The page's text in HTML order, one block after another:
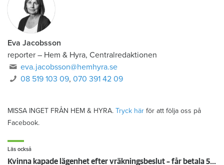
Eva Jacobsson
reporter – Hem & Hyra, Centralredaktionen
eva.jacobsson@hemhyra.se
08 519 103 09,070 391 42 09
MISSA INGET FRÅN HEM & HYRA. Tryck här för att följa oss på
Facebook.
Läs också
Kvinna kapade lägenhet efter vräkningsbeslut – får betala 50 000